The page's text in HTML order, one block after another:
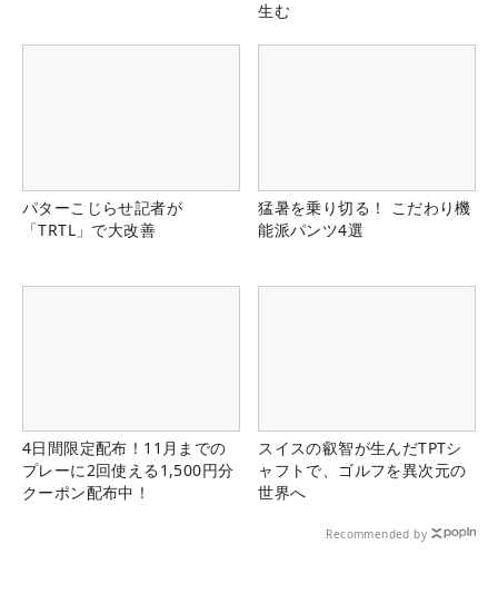
生む
パターこじらせ記者が
「TRTL」で大改善
猛暑を乗り切る！ こだわり機
能派パンツ4選
4日間限定配布！11月までの
プレーに2回使える1,500円分
クーポン配布中！
スイスの叡智が生んだTPTシ
ャフトで、ゴルフを異次元の
世界へ
Recommended by